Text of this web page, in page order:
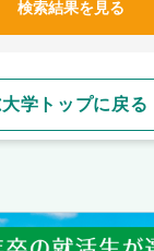
検索結果を見る
大学トップに戻る